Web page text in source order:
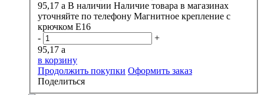
95,17 a В наличии Наличие товара в магазинах
уточняйте по телефону Магнитное крепление с
крючком E16
-
+
95,17 a
в корзину
Продолжить покупки Оформить заказ
Поделиться